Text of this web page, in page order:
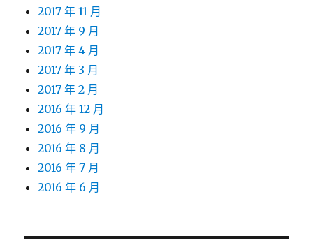
2017 年 11 月
2017 年 9 月
2017 年 4 月
2017 年 3 月
2017 年 2 月
2016 年 12 月
2016 年 9 月
2016 年 8 月
2016 年 7 月
2016 年 6 月